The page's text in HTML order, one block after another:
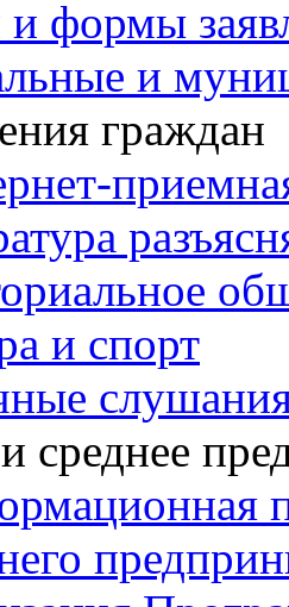
и формы
и
граждан
и спорт
среднее